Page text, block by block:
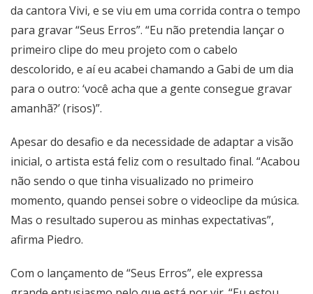
da cantora Vivi, e se viu em uma corrida contra o tempo
para gravar “Seus Erros”. “Eu não pretendia lançar o
primeiro clipe do meu projeto com o cabelo
descolorido, e aí eu acabei chamando a Gabi de um dia
para o outro: ‘você acha que a gente consegue gravar
amanhã?’ (risos)”.
Apesar do desafio e da necessidade de adaptar a visão
inicial, o artista está feliz com o resultado final. “Acabou
não sendo o que tinha visualizado no primeiro
momento, quando pensei sobre o videoclipe da música.
Mas o resultado superou as minhas expectativas”,
afirma Piedro.
Com o lançamento de “Seus Erros”, ele expressa